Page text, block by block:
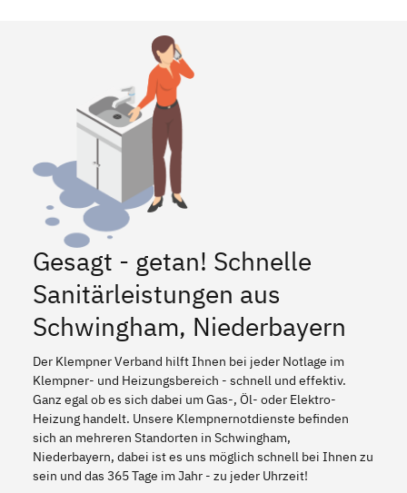
Gesagt - getan! Schnelle
Sanitärleistungen aus
Schwingham, Niederbayern
Der Klempner Verband hilft Ihnen bei jeder Notlage im
Klempner- und Heizungsbereich - schnell und effektiv.
Ganz egal ob es sich dabei um Gas-, Öl- oder Elektro-
Heizung handelt. Unsere Klempnernotdienste befinden
sich an mehreren Standorten in Schwingham,
Niederbayern, dabei ist es uns möglich schnell bei Ihnen zu
sein und das 365 Tage im Jahr - zu jeder Uhrzeit!